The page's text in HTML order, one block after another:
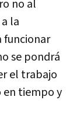
no al
la
funcionar
se pondrá
el trabajo
en tiempo y